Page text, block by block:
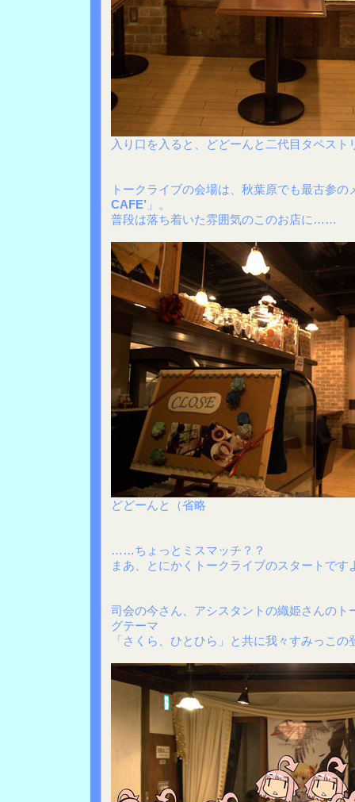
入り口を入ると、どどーんと二代目タペスト
トークライブの会場は、秋葉原でも最古参の
CAFE’ 」。
普段は落ち着いた雰囲気のこのお店に……
どどーんと（省略
……ちょっとミスマッチ？？
まあ、とにかくトークライブのスタートです
司会の今さん、アシスタントの織姫さんのト
グテーマ
「さくら、ひとひら」と共に我々すみっこ